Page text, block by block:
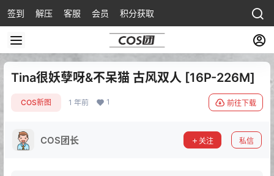
签到 解压 客服 会员 积分获取
Tina很妖孽呀&不呆猫 古风双人 [16P-226M]
COS新图 1 年前 1 前往下载
COS团长 关注 私信